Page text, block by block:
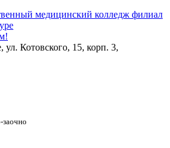
медицинский колледж филиал
Котовского, 15, корп. 3,